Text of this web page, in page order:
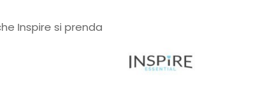
Inspire si prenda